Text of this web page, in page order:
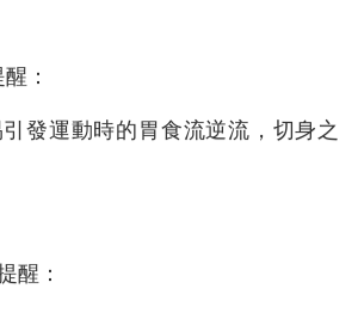
：
發運動時的胃食流逆流，切身之
醒：